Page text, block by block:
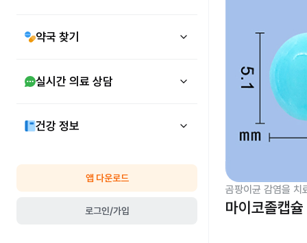
약국 찾기
실시간 의료 상담
건강 정보
앱 다운로드
로그인/가입
곰팡이균 감염을 치
마이코졸캡